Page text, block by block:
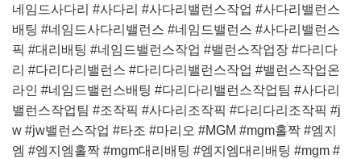
네임드사다리 #사다리 #사다리밸런스작업 #사다리밸런스
배팅 #네임드사다리밸런스 #네임드밸런스 #사다리밸런스
픽 #대리배팅 #네임드밸런스작업 #밸런스작업장 #다리다
리 #다리다리밸런스 #다리다리밸런스작업 #밸런스작업온
라인 #네임드밸런스배팅 #다리다리밸런스작업팀 #사다리
밸런스작업팀 #조작픽 #사다리조작픽 #다리다리조작픽 #j
w #jw밸런스작업 #타조 #마리오 #MGM #mgm홀짝 #엠지
엠 #엠지엠홀짝 #mgm대리배팅 #엠지엠대리배팅 #mgm #